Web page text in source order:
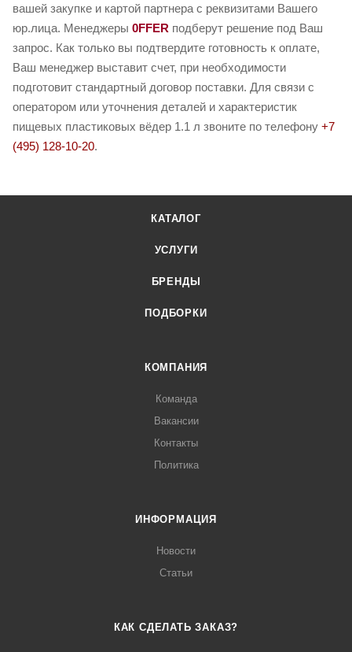
вашей закупке и картой партнера с реквизитами Вашего
юр.лица. Менеджеры 0FFER подберут решение под Ваш
запрос. Как только вы подтвердите готовность к оплате,
Ваш менеджер выставит счет, при необходимости
подготовит стандартный договор поставки. Для связи с
оператором или уточнения деталей и характеристик
пищевых пластиковых вёдер 1.1 л звоните по телефону +7
(495) 128-10-20.
КАТАЛОГ
УСЛУГИ
БРЕНДЫ
ПОДБОРКИ
КОМПАНИЯ
Команда
Вакансии
Контакты
Политика
ИНФОРМАЦИЯ
Новости
Статьи
КАК СДЕЛАТЬ ЗАКАЗ?